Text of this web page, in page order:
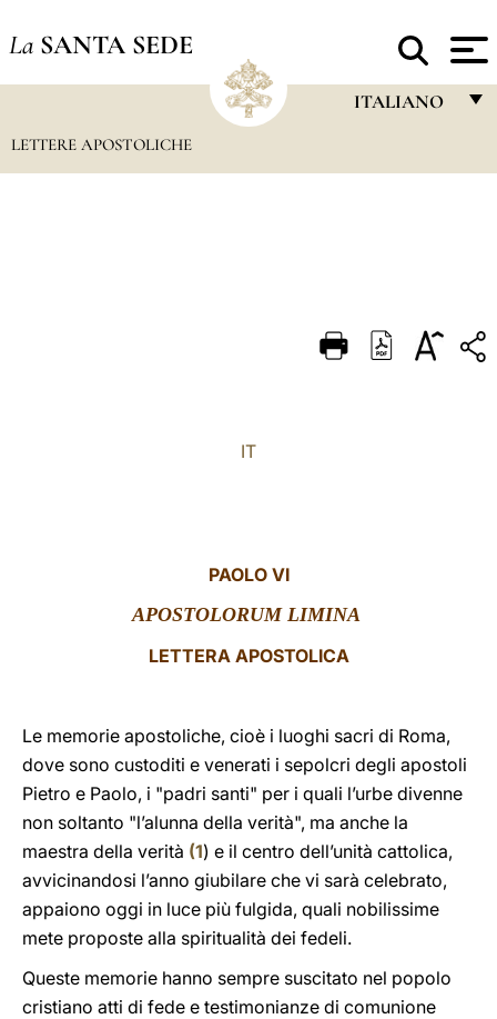
La SANTA SEDE
ITALIANO
DEUTSCH
LETTERE APOSTOLICHE
IT
PAOLO VI
APOSTOLORUM LIMINA
LETTERA APOSTOLICA
Le memorie apostoliche, cioè i luoghi sacri di Roma,
dove sono custoditi e venerati i sepolcri degli apostoli
Pietro e Paolo, i "padri santi" per i quali l’urbe divenne
non soltanto "l’alunna della verità", ma anche la
maestra della verità (1) e il centro dell’unità cattolica,
avvicinandosi l’anno giubilare che vi sarà celebrato,
appaiono oggi in luce più fulgida, quali nobilissime
mete proposte alla spiritualità dei fedeli.
Queste memorie hanno sempre suscitato nel popolo
cristiano atti di fede e testimonianze di comunione